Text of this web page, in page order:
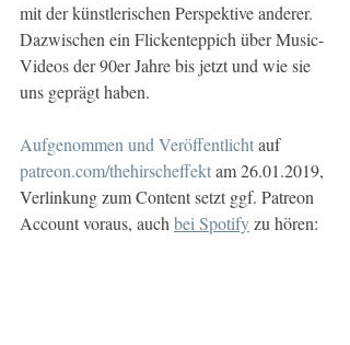
mit der künstlerischen Perspektive anderer.
Dazwischen ein Flickenteppich über Music-
Videos der 90er Jahre bis jetzt und wie sie
uns geprägt haben.
Aufgenommen und Veröffentlicht auf
patreon.com/thehirscheffekt am 26.01.2019,
Verlinkung zum Content setzt ggf. Patreon
Account voraus, auch bei Spotify zu hören: